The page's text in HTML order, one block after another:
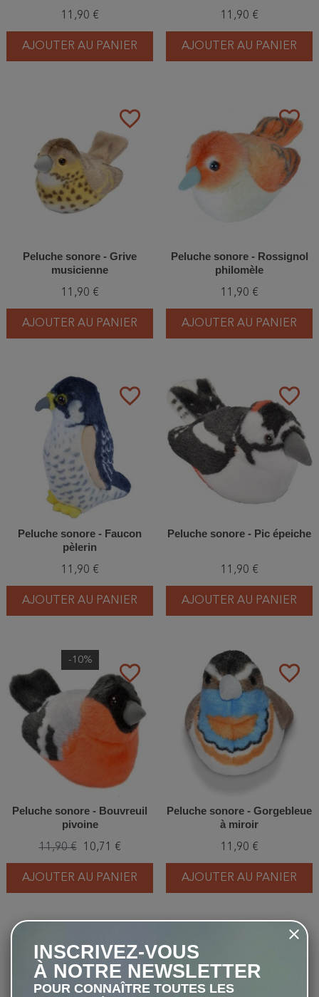
11,90 €
AJOUTER AU PANIER
11,90 €
AJOUTER AU PANIER
favorite_border
Peluche sonore - Grive
musicienne
11,90 €
AJOUTER AU PANIER
favorite_border
Peluche sonore - Rossignol
philomèle
11,90 €
AJOUTER AU PANIER
favorite_border
Peluche sonore - Faucon
pèlerin
11,90 €
AJOUTER AU PANIER
favorite_border
Peluche sonore - Pic épeiche
11,90 €
AJOUTER AU PANIER
favorite_border
-10%
Peluche sonore - Bouvreuil
pivoine
11,90 € 10,71 €
AJOUTER AU PANIER
favorite_border
Peluche sonore - Gorgebleue
à miroir
11,90 €
AJOUTER AU PANIER
favorite_border
INSCRIVEZ-VOUS
À NOTRE NEWSLETTER
POUR CONNAÎTRE TOUTES LES